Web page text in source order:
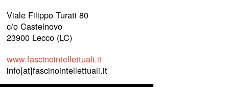
Viale Filippo Turati 80
c/o Castelnovo
23900 Lecco (LC)
www.fascinointellettuali.it
info[at]fascinointellettuali.it